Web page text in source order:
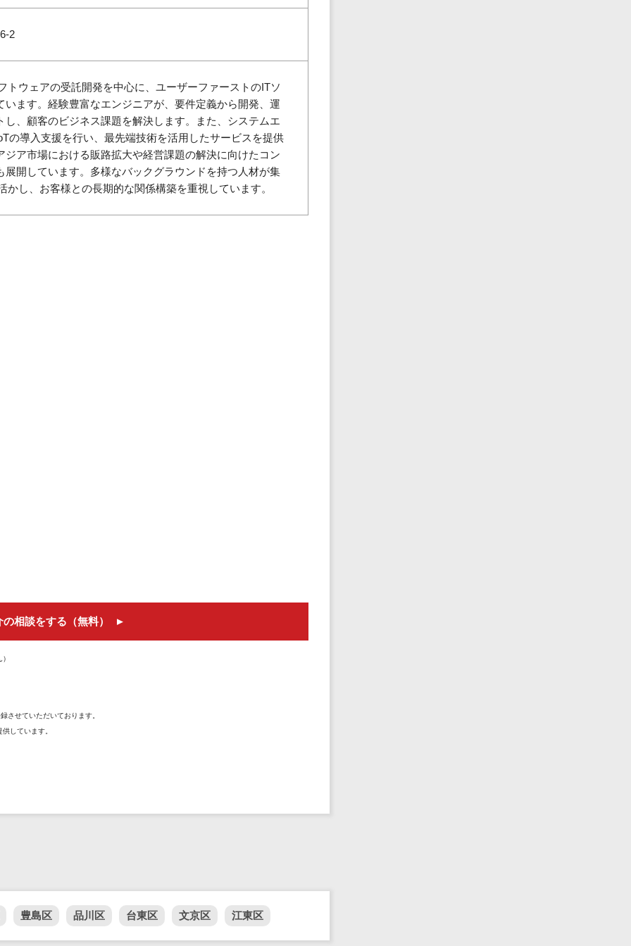
2
トウェアの受託開発を中心に、ユーザーファーストのITソ
います。経験豊富なエンジニアが、要件定義から開発、運
し、顧客のビジネス課題を解決します。また、システムエ
の導入支援を行い、最先端技術を活用したサービスを提供
ジア市場における販路拡大や経営課題の解決に向けたコン
展開しています。多様なバックグラウンドを持つ人材が集
かし、お客様との長期的な関係構築を重視しています。
相談をする（無料）
させていただいております。
しています。
豊島区 品川区 台東区 文京区 江東区